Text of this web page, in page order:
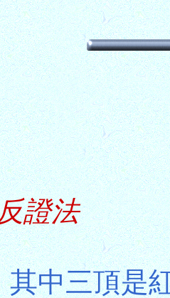
證法
其中三頂是